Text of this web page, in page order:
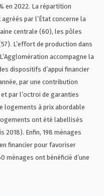
en 2022. La répartition
par l’État concerne la
centrale (60), les pôles
L’effort de production dans
accompagne la
dispositifs d’appui financier
par une contribution
par l’octroi de garanties
logements à prix abordable
ont été labellisés
2018). Enfin, 198 ménages
financier pour favoriser
ménages ont bénéficié d’une